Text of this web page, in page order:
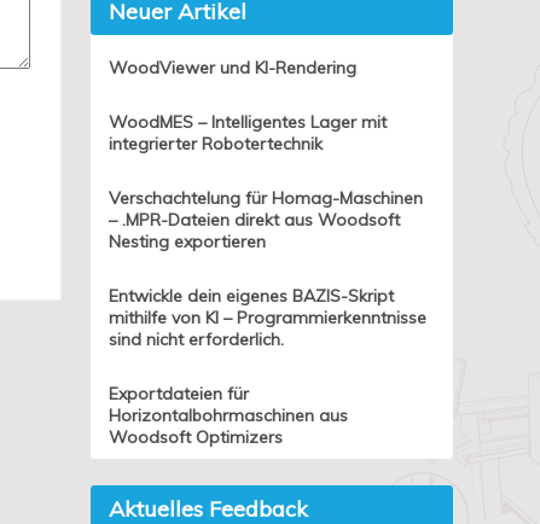
Neuer Artikel
WoodViewer und KI-Rendering
WoodMES – Intelligentes Lager mit
integrierter Robotertechnik
Verschachtelung für Homag-Maschinen
– .MPR-Dateien direkt aus Woodsoft
Nesting exportieren
Entwickle dein eigenes BAZIS-Skript
mithilfe von KI – Programmierkenntnisse
sind nicht erforderlich.
Exportdateien für
Horizontalbohrmaschinen aus
Woodsoft Optimizers
Aktuelles Feedback